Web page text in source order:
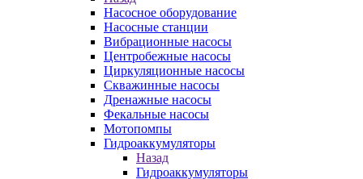
Насосное оборудование
Насосные станции
Вибрационные насосы
Центробежные насосы
Циркуляционные насосы
Скважинные насосы
Дренажные насосы
Фекальные насосы
Мотопомпы
Гидроаккумуляторы
Назад
Гидроаккумуляторы